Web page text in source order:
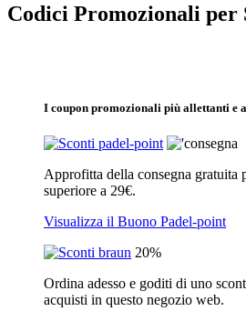
Codici Promozionali per
I coupon promozionali più allettanti e
Approfitta della consegna gratuita
superiore a 29€.
Visualizza il Buono Padel-point
20%
Ordina adesso e goditi di uno
acquisti in questo negozio web.